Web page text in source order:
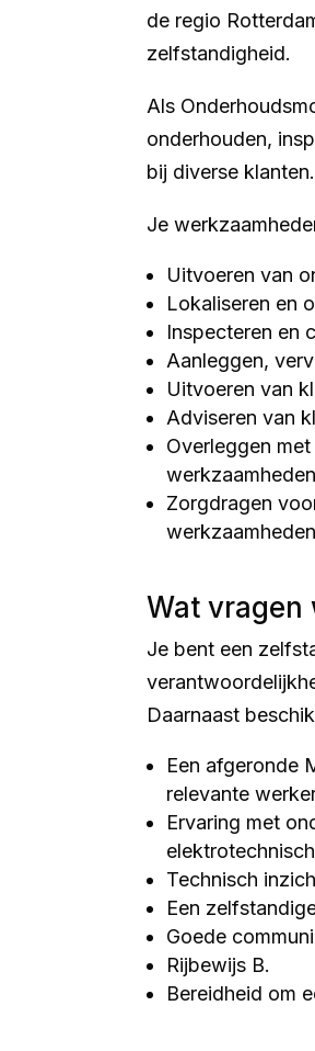
de regio
zelfstandigheid.
Als
onderhouden,
bij diverse klanten.
Je
Uitvoeren van
Lokaliseren en
Inspecteren en
Aanleggen,
Uitvoeren van
Adviseren van
Overleggen
Zorgdragen
Wat vragen
Je bent een
Daarnaast
Een afgeronde
relevante
Ervaring met
Technisch
Een
Goede
Rijbewijs B.
Bereidheid om